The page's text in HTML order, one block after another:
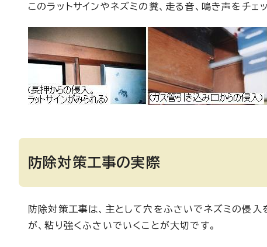
このラットサインやネズミの糞、走る音、鳴き声をチェ
防除対策工事の実際
防除対策工事は、主として穴をふさいでネズミの侵入
が、粘り強くふさいでいくことが大切です。